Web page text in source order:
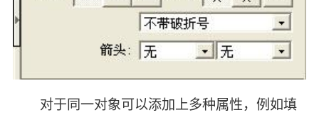
对于同一对象可以添加上多种属性，例如填